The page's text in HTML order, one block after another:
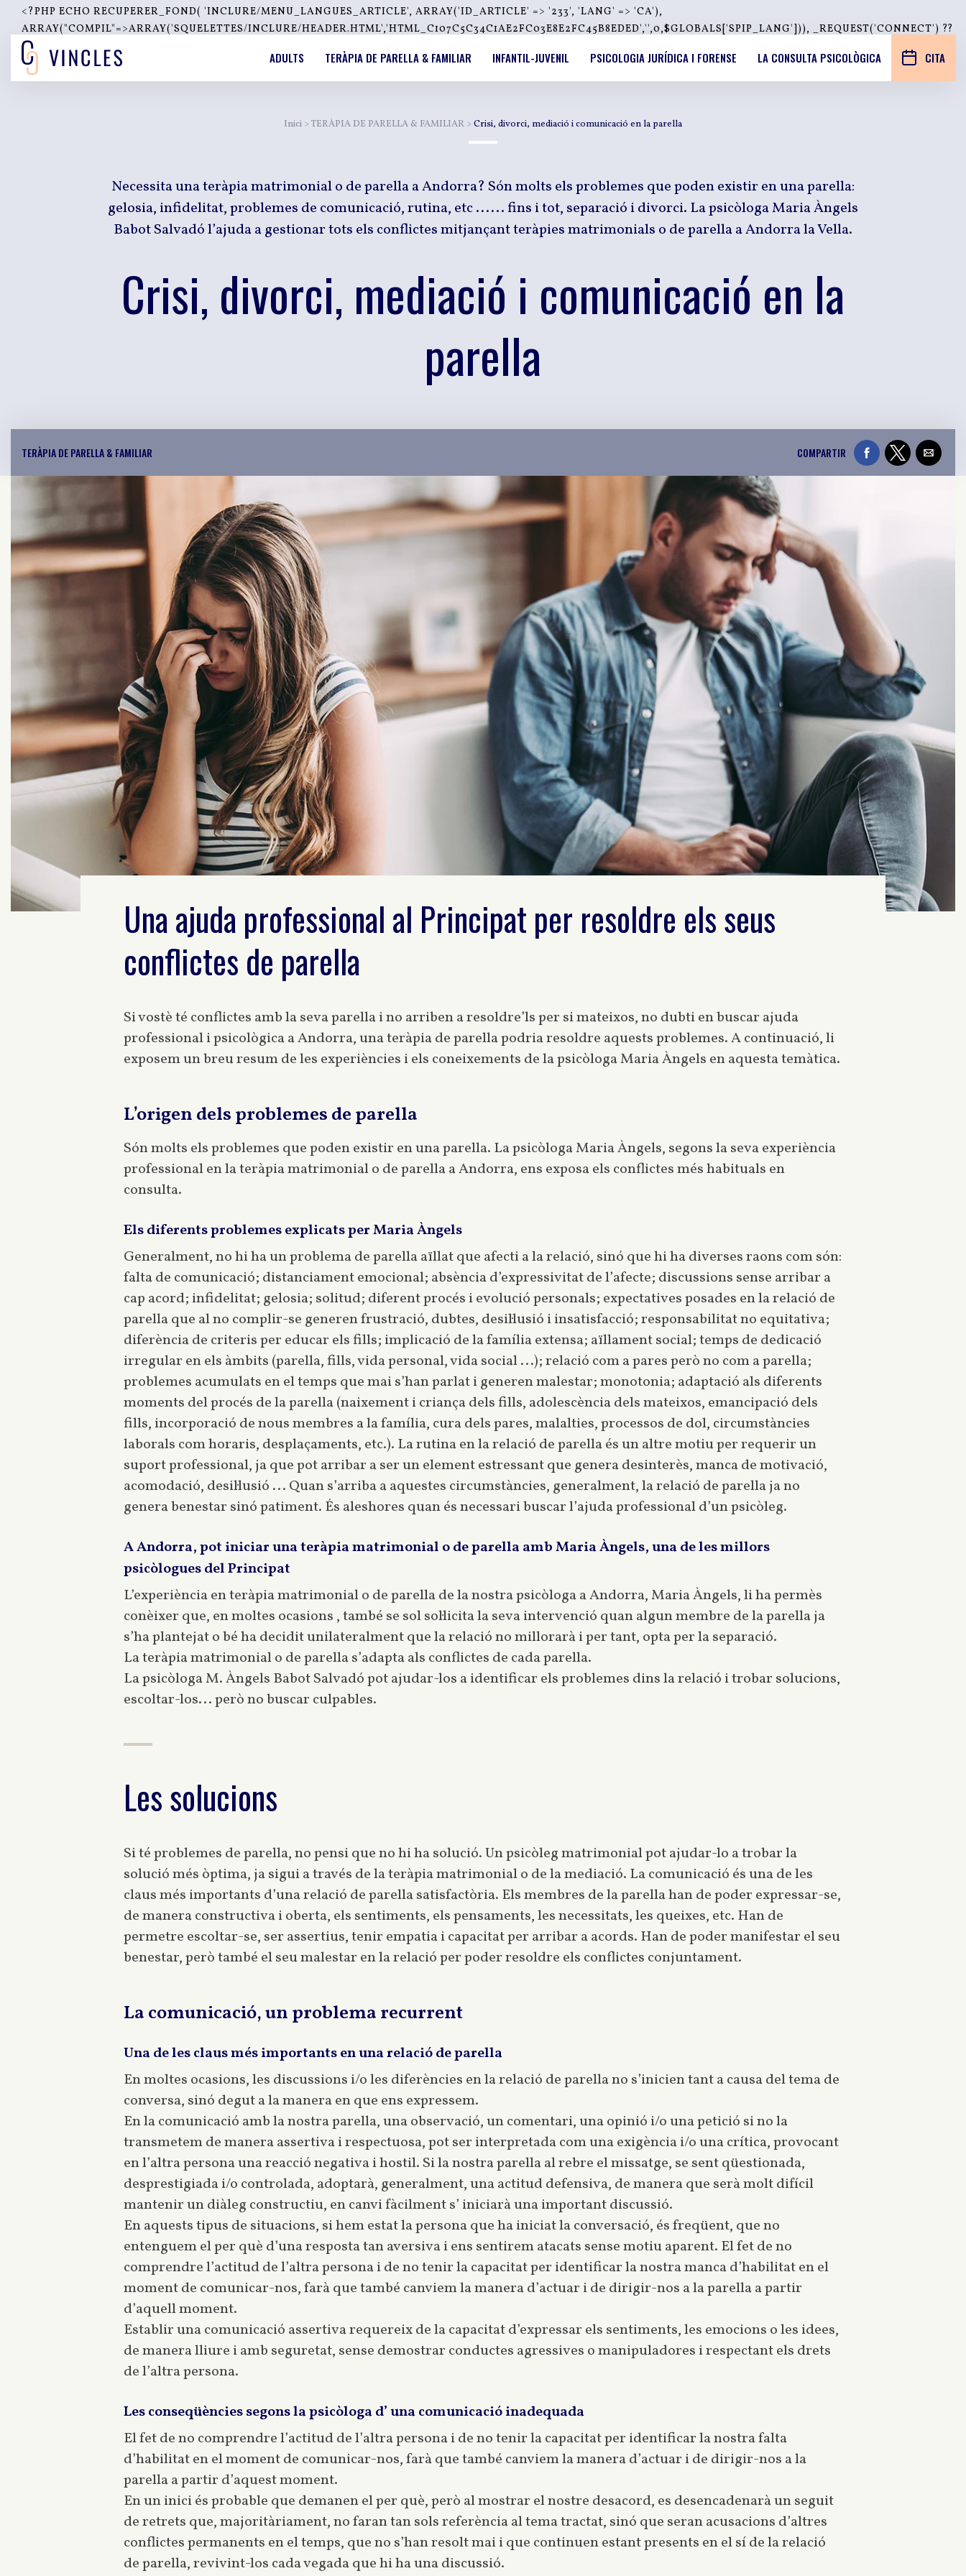
<?PHP ECHO RECUPERER_FOND( 'INCLURE/MENU_LANGUES_ARTICLE', ARRAY('ID_ARTICLE' => '233', 'LANG' => 'CA'),
ARRAY("COMPIL"=>ARRAY('SQUELETTES/INCLURE/HEADER.HTML','HTML_C107C5C34C1AE2FC03E8E2FC45B8EDED','',0,$GLOBALS['SPIP_LANG'])), _REQUEST('CONNECT') ??
''); ?>
ADULTS TERÀPIA DE PARELLA & FAMILIAR INFANTIL-JUVENIL PSICOLOGIA JURÍDICA I FORENSE LA CONSULTA PSICOLÒGICA CITA
Inici> TERÀPIA DE PARELLA & FAMILIAR> Crisi, divorci, mediació i comunicació en la parella
Necessita una teràpia matrimonial o de parella a Andorra? Són molts els problemes que poden existir en una parella:
gelosia, infidelitat, problemes de comunicació, rutina, etc ...... fins i tot, separació i divorci. La psicòloga Maria Àngels
Babot Salvadó l’ajuda a gestionar tots els conflictes mitjançant teràpies matrimonials o de parella a Andorra la Vella.
Crisi, divorci, mediació i comunicació en la
parella
TERÀPIA DE PARELLA & FAMILIAR COMPARTIR
Una ajuda professional al Principat per resoldre els seus
conflictes de parella
Si vostè té conflictes amb la seva parella i no arriben a resoldre’ls per si mateixos, no dubti en buscar ajuda
professional i psicològica a Andorra, una teràpia de parella podria resoldre aquests problemes. A continuació, li
exposem un breu resum de les experiències i els coneixements de la psicòloga Maria Àngels en aquesta temàtica.
L’origen dels problemes de parella
Són molts els problemes que poden existir en una parella. La psicòloga Maria Àngels, segons la seva experiència
professional en la teràpia matrimonial o de parella a Andorra, ens exposa els conflictes més habituals en
consulta.
Els diferents problemes explicats per Maria Àngels
Generalment, no hi ha un problema de parella aïllat que afecti a la relació, sinó que hi ha diverses raons com són:
falta de comunicació; distanciament emocional; absència d’expressivitat de l’afecte; discussions sense arribar a
cap acord; infidelitat; gelosia; solitud; diferent procés i evolució personals; expectatives posades en la relació de
parella que al no complir-se generen frustració, dubtes, desil·lusió i insatisfacció; responsabilitat no equitativa;
diferència de criteris per educar els fills; implicació de la família extensa; aïllament social; temps de dedicació
irregular en els àmbits (parella, fills, vida personal, vida social ...); relació com a pares però no com a parella;
problemes acumulats en el temps que mai s’han parlat i generen malestar; monotonia; adaptació als diferents
moments del procés de la parella (naixement i criança dels fills, adolescència dels mateixos, emancipació dels
fills, incorporació de nous membres a la família, cura dels pares, malalties, processos de dol, circumstàncies
laborals com horaris, desplaçaments, etc.). La rutina en la relació de parella és un altre motiu per requerir un
suport professional, ja que pot arribar a ser un element estressant que genera desinterès, manca de motivació,
acomodació, desil·lusió ... Quan s’arriba a aquestes circumstàncies, generalment, la relació de parella ja no
genera benestar sinó patiment. És aleshores quan és necessari buscar l’ajuda professional d’un psicòleg.
A Andorra, pot iniciar una teràpia matrimonial o de parella amb Maria Àngels, una de les millors
psicòlogues del Principat
L’experiència en teràpia matrimonial o de parella de la nostra psicòloga a Andorra, Maria Àngels, li ha permès
conèixer que, en moltes ocasions , també se sol sol·licita la seva intervenció quan algun membre de la parella ja
s’ha plantejat o bé ha decidit unilateralment que la relació no millorarà i per tant, opta per la separació.
La teràpia matrimonial o de parella s’adapta als conflictes de cada parella.
La psicòloga M. Àngels Babot Salvadó pot ajudar-los a identificar els problemes dins la relació i trobar solucions,
escoltar-los... però no buscar culpables.
Les solucions
Si té problemes de parella, no pensi que no hi ha solució. Un psicòleg matrimonial pot ajudar-lo a trobar la
solució més òptima, ja sigui a través de la teràpia matrimonial o de la mediació. La comunicació és una de les
claus més importants d’una relació de parella satisfactòria. Els membres de la parella han de poder expressar-se,
de manera constructiva i oberta, els sentiments, els pensaments, les necessitats, les queixes, etc. Han de
permetre escoltar-se, ser assertius, tenir empatia i capacitat per arribar a acords. Han de poder manifestar el seu
benestar, però també el seu malestar en la relació per poder resoldre els conflictes conjuntament.
La comunicació, un problema recurrent
Una de les claus més importants en una relació de parella
En moltes ocasions, les discussions i/o les diferències en la relació de parella no s’inicien tant a causa del tema de
conversa, sinó degut a la manera en que ens expressem.
En la comunicació amb la nostra parella, una observació, un comentari, una opinió i/o una petició si no la
transmetem de manera assertiva i respectuosa, pot ser interpretada com una exigència i/o una crítica, provocant
en l’altra persona una reacció negativa i hostil. Si la nostra parella al rebre el missatge, se sent qüestionada,
desprestigiada i/o controlada, adoptarà, generalment, una actitud defensiva, de manera que serà molt difícil
mantenir un diàleg constructiu, en canvi fàcilment s’ iniciarà una important discussió.
En aquests tipus de situacions, si hem estat la persona que ha iniciat la conversació, és freqüent, que no
entenguem el per què d’una resposta tan aversiva i ens sentirem atacats sense motiu aparent. El fet de no
comprendre l’actitud de l’altra persona i de no tenir la capacitat per identificar la nostra manca d’habilitat en el
moment de comunicar-nos, farà que també canviem la manera d’actuar i de dirigir-nos a la parella a partir
d’aquell moment.
Establir una comunicació assertiva requereix de la capacitat d’expressar els sentiments, les emocions o les idees,
de manera lliure i amb seguretat, sense demostrar conductes agressives o manipuladores i respectant els drets
de l’altra persona.
Les conseqüències segons la psicòloga d’ una comunicació inadequada
El fet de no comprendre l’actitud de l’altra persona i de no tenir la capacitat per identificar la nostra falta
d’habilitat en el moment de comunicar-nos, farà que també canviem la manera d’actuar i de dirigir-nos a la
parella a partir d’aquest moment.
En un inici és probable que demanen el per què, però al mostrar el nostre desacord, es desencadenarà un seguit
de retrets que, majoritàriament, no faran tan sols referència al tema tractat, sinó que seran acusacions d’altres
conflictes permanents en el temps, que no s’han resolt mai i que continuen estant presents en el sí de la relació
de parella, revivint-los cada vegada que hi ha una discussió.